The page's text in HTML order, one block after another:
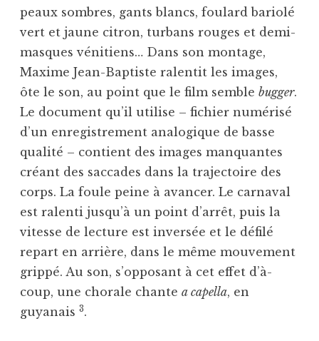
peaux sombres, gants blancs, foulard bariolé
vert et jaune citron, turbans rouges et demi-
masques vénitiens… Dans son montage,
Maxime Jean-Baptiste ralentit les images,
ôte le son, au point que le film semble bugger.
Le document qu’il utilise – fichier numérisé
d’un enregistrement analogique de basse
qualité – contient des images manquantes
créant des saccades dans la trajectoire des
corps. La foule peine à avancer. Le carnaval
est ralenti jusqu’à un point d’arrêt, puis la
vitesse de lecture est inversée et le défilé
repart en arrière, dans le même mouvement
grippé. Au son, s’opposant à cet effet d’à-
coup, une chorale chante a capella, en
guyanais 3.